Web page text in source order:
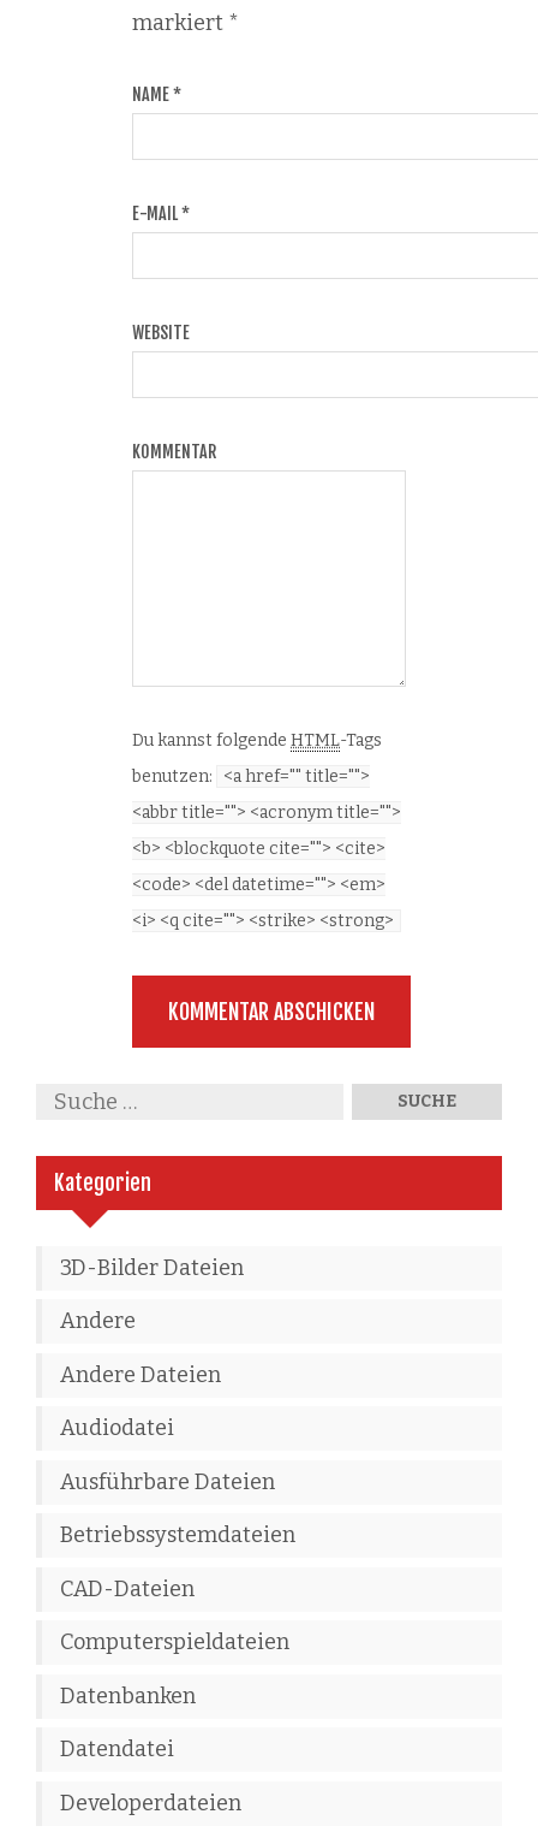
markiert *
NAME*
E-MAIL*
WEBSITE
KOMMENTAR
Du kannst folgende HTML-Tags
benutzen:
<a href="" title="">
<abbr title=""> <acronym title="">
<b> <blockquote cite=""> <cite>
<code> <del datetime=""> <em>
<i> <q cite=""> <strike> <strong>
Kategorien
3D-Bilder Dateien
Andere
Andere Dateien
Audiodatei
Ausführbare Dateien
Betriebssystemdateien
CAD-Dateien
Computerspieldateien
Datenbanken
Datendatei
Developerdateien